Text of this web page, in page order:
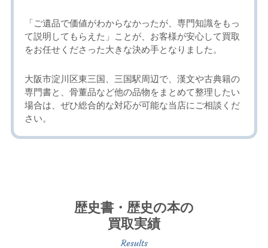
「ご遺品で価値がわからなかったが、専門知識をもっ
て説明してもらえた」ことが、お客様が安心して買取
をお任せくださった大きな決め手となりました。
大阪市淀川区東三国、三国駅周辺で、漢文や古典籍の
専門書と、骨董品など他の品物をまとめて整理したい
場合は、ぜひ総合的な対応が可能な当店にご相談くだ
さい。
歴史書・歴史の本の
買取実績